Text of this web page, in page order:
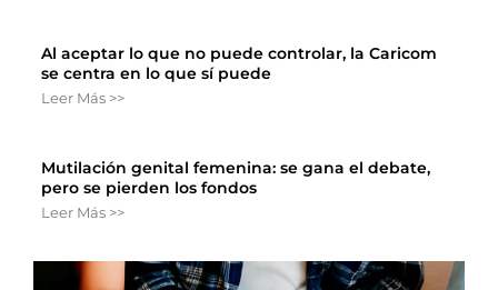
Al aceptar lo que no puede controlar, la Caricom
se centra en lo que sí puede
Leer Más >>
Mutilación genital femenina: se gana el debate,
pero se pierden los fondos
Leer Más >>